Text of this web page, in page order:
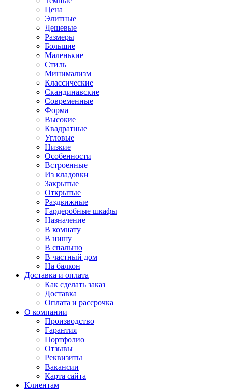
Цена
Элитные
Дешевые
Размеры
Большие
Маленькие
Стиль
Минимализм
Классические
Скандинавские
Современные
Форма
Высокие
Квадратные
Угловые
Низкие
Особенности
Встроенные
Из кладовки
Закрытые
Открытые
Раздвижные
Гардеробные шкафы
Назначение
В комнату
В нишу
В спальню
В частный дом
На балкон
Доставка и оплата
Как сделать заказ
Доставка
Оплата и рассрочка
О компании
Производство
Гарантия
Портфолио
Отзывы
Реквизиты
Вакансии
Карта сайта
Клиентам